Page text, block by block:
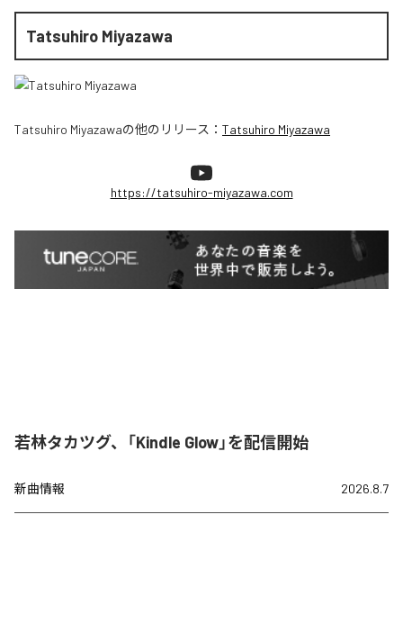
Tatsuhiro Miyazawa
Tatsuhiro Miyazawaの他のリリース： Tatsuhiro Miyazawa
https://tatsuhiro-miyazawa.com
若林タカツグ、「Kindle Glow」を配信開始
新曲情報 2026.8.7